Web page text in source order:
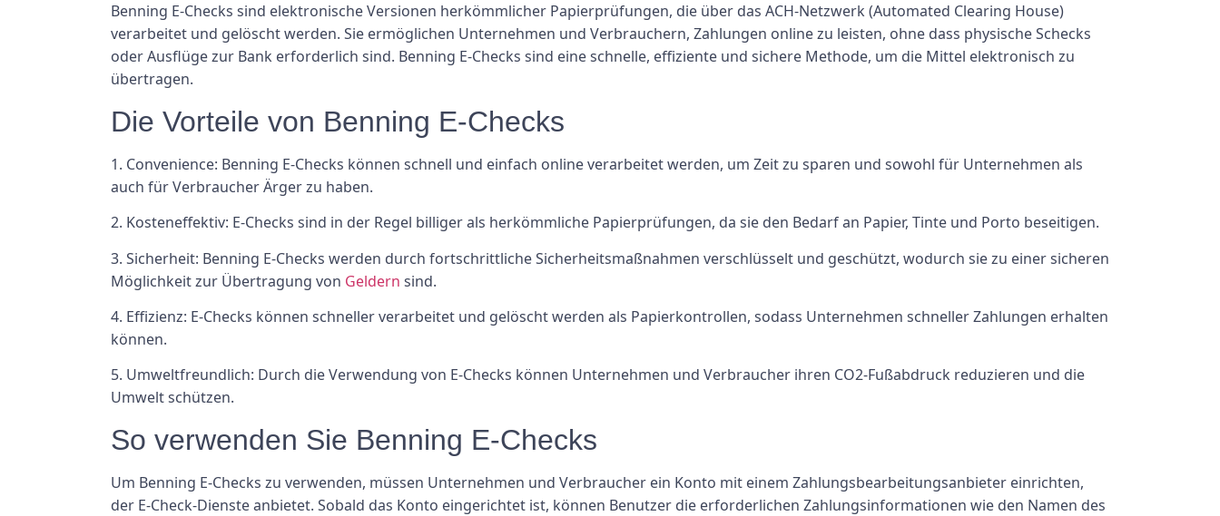
Benning E-Checks sind elektronische Versionen herkömmlicher Papierprüfungen, die über das ACH-Netzwerk (Automated Clearing House)
verarbeitet und gelöscht werden. Sie ermöglichen Unternehmen und Verbrauchern, Zahlungen online zu leisten, ohne dass physische Schecks
oder Ausflüge zur Bank erforderlich sind. Benning E-Checks sind eine schnelle, effiziente und sichere Methode, um die Mittel elektronisch zu
übertragen.
Die Vorteile von Benning E-Checks
1. Convenience: Benning E-Checks können schnell und einfach online verarbeitet werden, um Zeit zu sparen und sowohl für Unternehmen als
auch für Verbraucher Ärger zu haben.
2. Kosteneffektiv: E-Checks sind in der Regel billiger als herkömmliche Papierprüfungen, da sie den Bedarf an Papier, Tinte und Porto beseitigen.
3. Sicherheit: Benning E-Checks werden durch fortschrittliche Sicherheitsmaßnahmen verschlüsselt und geschützt, wodurch sie zu einer sicheren
Möglichkeit zur Übertragung von Geldern sind.
4. Effizienz: E-Checks können schneller verarbeitet und gelöscht werden als Papierkontrollen, sodass Unternehmen schneller Zahlungen erhalten
können.
5. Umweltfreundlich: Durch die Verwendung von E-Checks können Unternehmen und Verbraucher ihren CO2-Fußabdruck reduzieren und die
Umwelt schützen.
So verwenden Sie Benning E-Checks
Um Benning E-Checks zu verwenden, müssen Unternehmen und Verbraucher ein Konto mit einem Zahlungsbearbeitungsanbieter einrichten,
der E-Check-Dienste anbietet. Sobald das Konto eingerichtet ist, können Benutzer die erforderlichen Zahlungsinformationen wie den Namen des